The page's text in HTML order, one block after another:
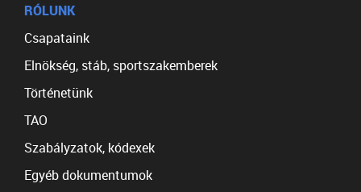
RÓLUNK
Csapataink
Elnökség, stáb, sportszakemberek
Történetünk
TAO
Szabályzatok, kódexek
Egyéb dokumentumok